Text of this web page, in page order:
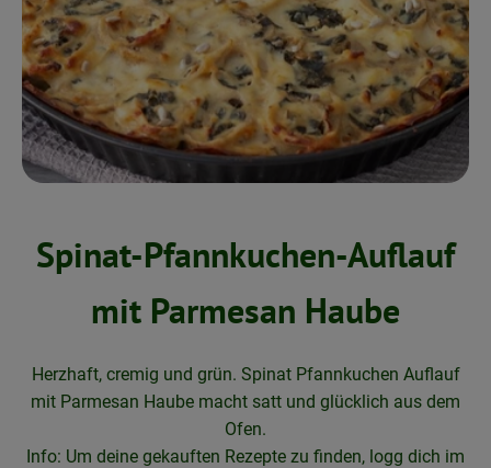
Neues & Angebote
Obst & Gemüse
Frisches
Speisekammer
BioDrogerie
Über uns
Spinat-Pfannkuchen-Auflauf
mit Parmesan Haube
Herzhaft, cremig und grün. Spinat Pfannkuchen Auflauf
mit Parmesan Haube macht satt und glücklich aus dem
Ofen.
Info: Um deine gekauften Rezepte zu finden, logg dich im